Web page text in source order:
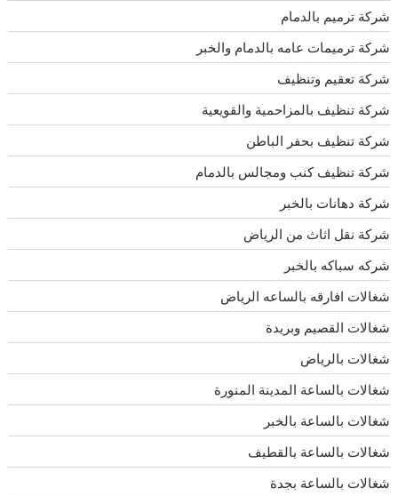
شركة ترميم بالدمام
شركة ترميمات عامه بالدمام والخبر
شركة تعقيم وتنظيف
شركة تنظيف بالمزاحمية والقويعية
شركة تنظيف بحفر الباطن
شركة تنظيف كنب ومجالس بالدمام
شركة دهانات بالخبر
شركة نقل اثاث من الرياض
شركه سباكه بالخبر
شغالات افارقه بالساعه الرياض
شغالات القصيم وبريدة
شغالات بالرياض
شغالات بالساعة المدينة المنورة
شغالات بالساعة بالخبر
شغالات بالساعة بالقطيف
شغالات بالساعة بجدة